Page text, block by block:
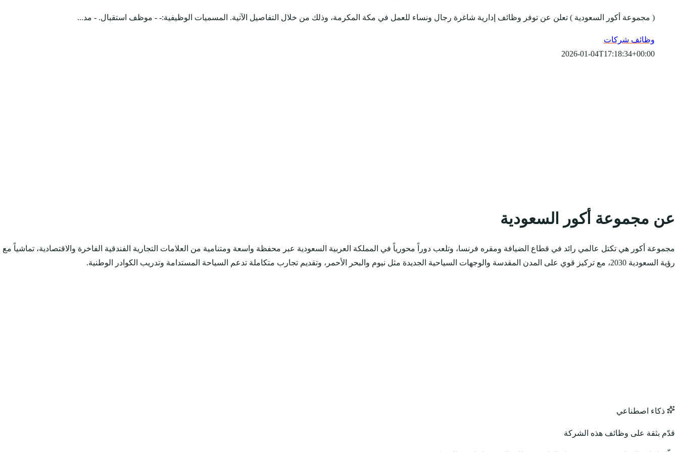
( مجموعة أكور السعودية ) تعلن عن توفر وظائف إدارية شاغرة رجال ونساء للعمل في مكة المكرمة، وذلك من خلال التفاصيل الآتية. المسميات الوظيفية:- - موظف استقبال. - مد...
وظائف شركات
2026-01-04T17:18:34+00:00
عن مجموعة أكور السعودية
مجموعة أكور هي تكتل عالمي رائد في قطاع الضيافة ومقره فرنسا، وتلعب دوراً محورياً في المملكة العربية السعودية عبر محفظة واسعة ومتنامية من العلامات التجارية الفندقية الفاخرة والاقتصادية، تماشياً مع
رؤية السعودية 2030، مع تركيز قوي على المدن المقدسة والوجهات السياحية الجديدة مثل نيوم والبحر الأحمر، وتقديم تجارب متكاملة تدعم السياحة المستدامة وتدريب الكوادر الوطنية.
ذكاء اصطناعي
قدّم بثقة على وظائف هذه الشركة